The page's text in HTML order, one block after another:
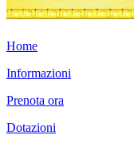
Home
Informazioni
Prenota ora
Dotazioni